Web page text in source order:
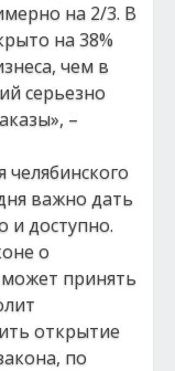
на 2/3. В
на 38%
чем в
серьезно
–
важно дать
и доступно.
о
принять
открытие
по